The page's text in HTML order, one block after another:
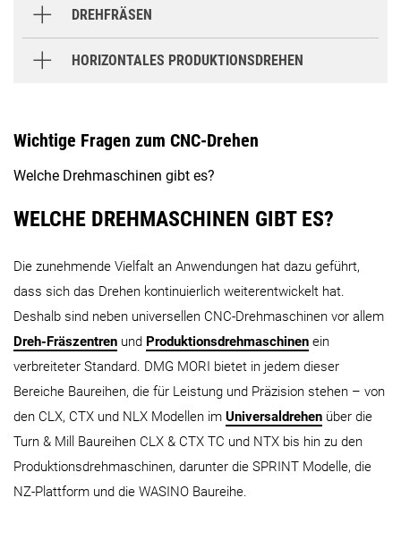
CTX Baureihe
CTX 350 CTX 350 4A CTX
NLX Baureihe
NLX 1500 NLX 2000
DREHFRÄSEN
CLX 450 TC
CTX TC Baureihe
CTX beta 450 TC CTX beta 1250 TC 4A
NTX Baureihe
HORIZONTALES PRODUKTIONSDREHEN
NZ DUE NZ DUE FORMULA
NZX Baureihe
NZX 1500 NZX 2000 NZX
SPRINT Revolver Baureihe
Wichtige Fragen zum CNC-Drehen
Welche Drehmaschinen gibt es?
WELCHE DREHMASCHINEN GIBT ES?
Die zunehmende Vielfalt an Anwendungen hat dazu geführt,
dass sich das Drehen kontinuierlich weiterentwickelt hat.
Deshalb sind neben universellen CNC-Drehmaschinen vor allem
Dreh-Fräszentren und Produktionsdrehmaschinen ein
verbreiteter Standard. DMG MORI bietet in jedem dieser
Bereiche Baureihen, die für Leistung und Präzision stehen – von
den CLX, CTX und NLX Modellen im Universaldrehen über die
Turn & Mill Baureihen CLX & CTX TC und NTX bis hin zu den
Produktionsdrehmaschinen, darunter die SPRINT Modelle, die
NZ-Plattform und die WASINO Baureihe.